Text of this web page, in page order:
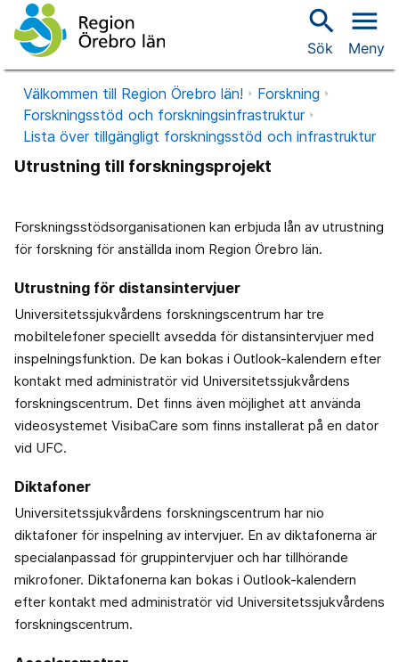
search
Sök
menu
Meny
Välkommen till Region Örebro län!
Forskning
Forskningsstöd och forskningsinfrastruktur
Lista över tillgängligt forskningsstöd och infrastruktur
Utrustning till forskningsprojekt
Forskningsstödsorganisationen kan erbjuda lån av utrustning
för forskning för anställda inom Region Örebro län.
Utrustning för distansintervjuer
Universitetssjukvårdens forskningscentrum har tre
mobiltelefoner speciellt avsedda för distansintervjuer med
inspelningsfunktion. De kan bokas i Outlook-kalendern efter
kontakt med administratör vid Universitetssjukvårdens
forskningscentrum. Det finns även möjlighet att använda
videosystemet VisibaCare som finns installerat på en dator
vid UFC.
Diktafoner
Universitetssjukvårdens forskningscentrum har nio
diktafoner för inspelning av intervjuer. En av diktafonerna är
specialanpassad för gruppintervjuer och har tillhörande
mikrofoner. Diktafonerna kan bokas i Outlook-kalendern
efter kontakt med administratör vid Universitetssjukvårdens
forskningscentrum.